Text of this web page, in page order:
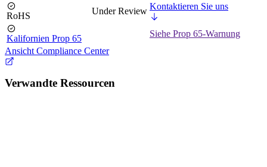
RoHS Under Review Kontaktieren Sie uns
Kalifornien Prop 65
Siehe Prop 65-Warnung
Ansicht Compliance Center
Verwandte Ressourcen